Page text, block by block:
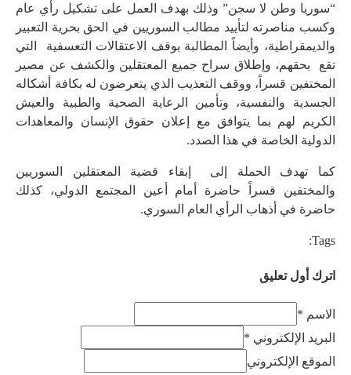
“سوريا وطن لا سجن” وذلك بهدف العمل على تشكيل رأي عام
وكسب مناصرته لتأييد مطالب السوريين في الحق بحرية التعبير
والديمقراطية، وأيضاً المطالبة بوقف الاعتقالات التعسفية التي
تقع بحقهم، وإطلاق سراح جميع المعتقلين والكشف عن مصير
المختفين قسراً، ووقف التعذيب الذي يتعرضون له بكافة أشكاله
الجسدية والنفسية، وتأمين الرعاية الصحية والطبية والعيش
الكريم لهم بما يتوافق مع إعلان حقوق الإنسان والمعاهدات
الدولية الخاصة في هذا الصدد.
كما تهدف الحملة إلى إبقاء قضية المعتقلين السوريين
والمختفين قسراً حاضرة أمام أعين المجتمع الدولي، كذلك
حاضرة في أذهاب الرأي العام السوري.
Tags:
اترك أول تعليق
الاسم *
البريد الإلكتروني *
الموقع الإلكتروني